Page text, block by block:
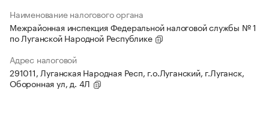
Наименование налогового органа
Межрайонная инспекция Федеральной налоговой службы № 1
по Луганской Народной Республике
Адрес налоговой
291011, Луганская Народная Респ, г.о.Луганский, г.Луганск,
Оборонная ул, д. 4Л